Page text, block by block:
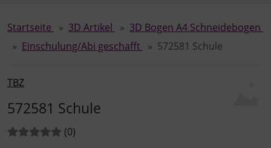
Startseite 3D Artikel
3D Bogen A4 Schneidebogen
Einschulung/Abi geschafft
572581 Schule
TBZ
572581 Schule
Bewertungen:
(0Bewertungen
)